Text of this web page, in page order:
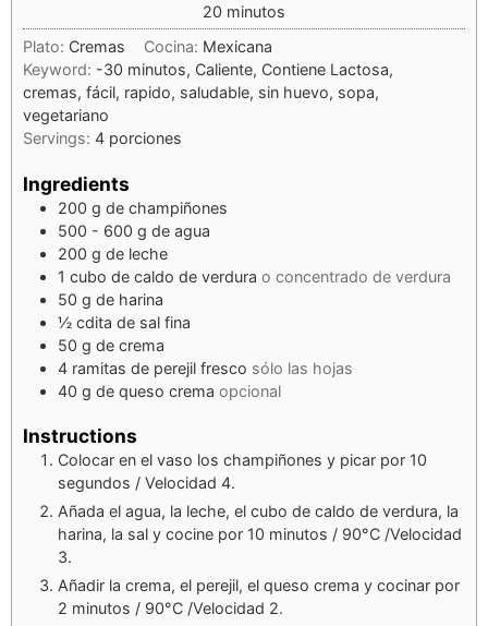
20 minutos
Plato: Cremas Cocina: Mexicana
Keyword: -30 minutos, Caliente, Contiene Lactosa,
cremas, fácil, rapido, saludable, sin huevo, sopa,
vegetariano
Servings: 4 porciones
Ingredients
200 g de champiñones
500 - 600 g de agua
200 g de leche
1 cubo de caldo de verdura o concentrado de verdura
50 g de harina
½ cdita de sal fina
50 g de crema
4 ramitas de perejil fresco sólo las hojas
40 g de queso crema opcional
Instructions
Colocar en el vaso los champiñones y picar por 10
segundos / Velocidad 4.
Añada el agua, la leche, el cubo de caldo de verdura, la
harina, la sal y cocine por 10 minutos / 90°C /Velocidad
3.
Añadir la crema, el perejil, el queso crema y cocinar por
2 minutos / 90°C /Velocidad 2.